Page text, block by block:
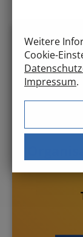
Weitere
Cookie-
Impressum.